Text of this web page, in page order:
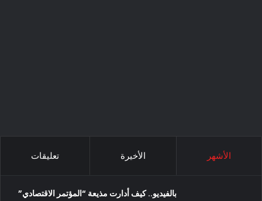
الأشهر الأخيرة تعليقات
بالفيديو.. كيف أدارت مذيعة “المؤتمر الاقتصادي”